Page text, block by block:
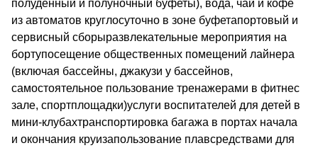
полуденный и полуночный буфеты), вода, чай и кофе
из автоматов круглосуточно в зоне буфетапортовый и
сервисный сборыразвлекательные мероприятия на
бортупосещение общественных помещений лайнера
(включая бассейны, джакузи у бассейнов,
самостоятельное пользование тренажерами в фитнес
зале, спортплощадки)услуги воспитателей для детей в
мини-клубахтранспортировка багажа в портах начала
и окончания круизапользование плавсредствами для